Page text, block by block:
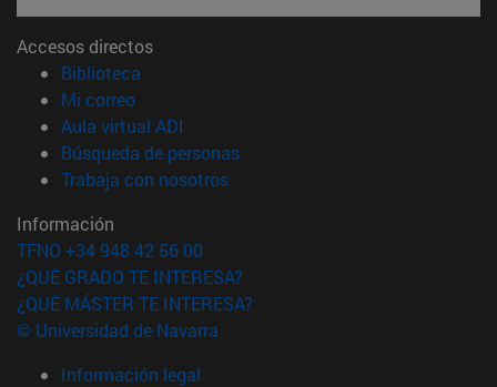
Accesos directos
Biblioteca
Mi correo(abre en nueva ventana)
Aula virtual ADI
Búsqueda de personas(abre en nueva ventana)
Trabaja con nosotros(abre en nueva ventana)
Información
TFNO +34 948 42 56 00
¿QUÉ GRADO TE INTERESA?
¿QUÉ MÁSTER TE INTERESA?
© Universidad de Navarra
Información legal